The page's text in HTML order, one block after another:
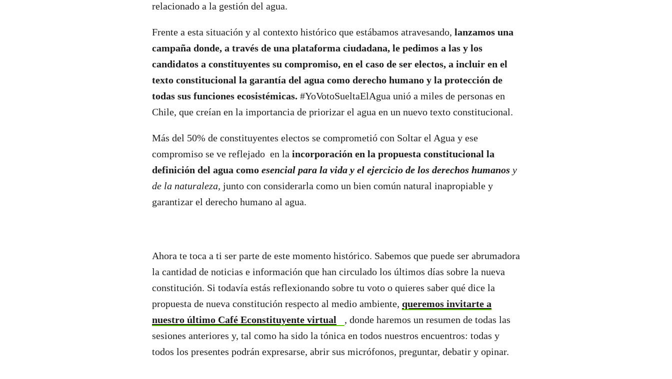
relacionado a la gestión del agua.
Frente a esta situación y al contexto histórico que estábamos atravesando, lanzamos una
campaña donde, a través de una plataforma ciudadana, le pedimos a las y los
candidatos a constituyentes su compromiso, en el caso de ser electos, a incluir en el
texto constitucional la garantía del agua como derecho humano y la protección de
todas sus funciones ecosistémicas. #YoVotoSueltaElAgua unió a miles de personas en
Chile, que creían en la importancia de priorizar el agua en un nuevo texto constitucional.
Más del 50% de constituyentes electos se comprometió con Soltar el Agua y ese
compromiso se ve reflejado en la incorporación en la propuesta constitucional la
definición del agua como esencial para la vida y el ejercicio de los derechos humanos y
de la naturaleza, junto con considerarla como un bien común natural inapropiable y
garantizar el derecho humano al agua.
Ahora te toca a ti ser parte de este momento histórico. Sabemos que puede ser abrumadora
la cantidad de noticias e información que han circulado los últimos días sobre la nueva
constitución. Si todavía estás reflexionando sobre tu voto o quieres saber qué dice la
propuesta de nueva constitución respecto al medio ambiente, queremos invitarte a
nuestro último Café Econstituyente virtual
, donde haremos un resumen de todas las
sesiones anteriores y, tal como ha sido la tónica en todos nuestros encuentros: todas y
todos los presentes podrán expresarse, abrir sus micrófonos, preguntar, debatir y opinar.